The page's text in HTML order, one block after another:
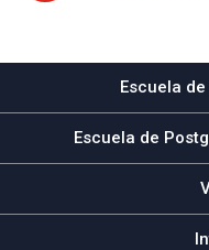
Escuela
Escuela de